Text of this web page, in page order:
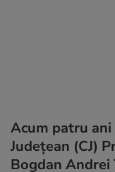
Acum patru
Județean (CJ)
Bogdan Andrei